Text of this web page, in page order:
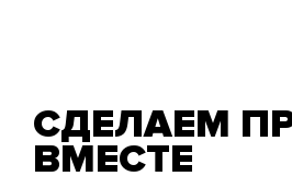
СДЕЛАЕМ
ВМЕСТЕ